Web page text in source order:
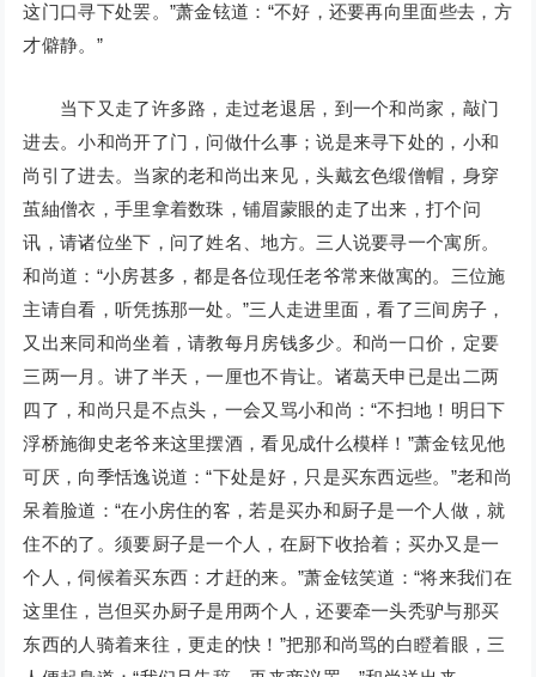
这门口寻下处罢。”萧金铉道：“不好，还要再向里面些去，方
才僻静。”
当下又走了许多路，走过老退居，到一个和尚家，敲门
进去。小和尚开了门，问做什么事；说是来寻下处的，小和
尚引了进去。当家的老和尚出来见，头戴玄色缎僧帽，身穿
茧紬僧衣，手里拿着数珠，铺眉蒙眼的走了出来，打个问
讯，请诸位坐下，问了姓名、地方。三人说要寻一个寓所。
和尚道：“小房甚多，都是各位现任老爷常来做寓的。三位施
主请自看，听凭拣那一处。”三人走进里面，看了三间房子，
又出来同和尚坐着，请教每月房钱多少。和尚一口价，定要
三两一月。讲了半天，一厘也不肯让。诸葛天申已是出二两
四了，和尚只是不点头，一会又骂小和尚：“不扫地！明日下
浮桥施御史老爷来这里摆酒，看见成什么模样！”萧金铉见他
可厌，向季恬逸说道：“下处是好，只是买东西远些。”老和尚
呆着脸道：“在小房住的客，若是买办和厨子是一个人做，就
住不的了。须要厨子是一个人，在厨下收拾着；买办又是一
个人，伺候着买东西：才赶的来。”萧金铉笑道：“将来我们在
这里住，岂但买办厨子是用两个人，还要牵一头秃驴与那买
东西的人骑着来往，更走的快！”把那和尚骂的白瞪着眼，三